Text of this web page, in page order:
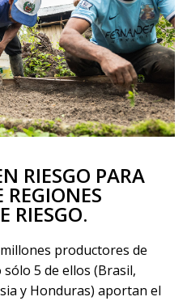
RIESGO PARA
REGIONES
RIESGO.
productores de
5 de ellos (Brasil,
y Honduras) aportan el